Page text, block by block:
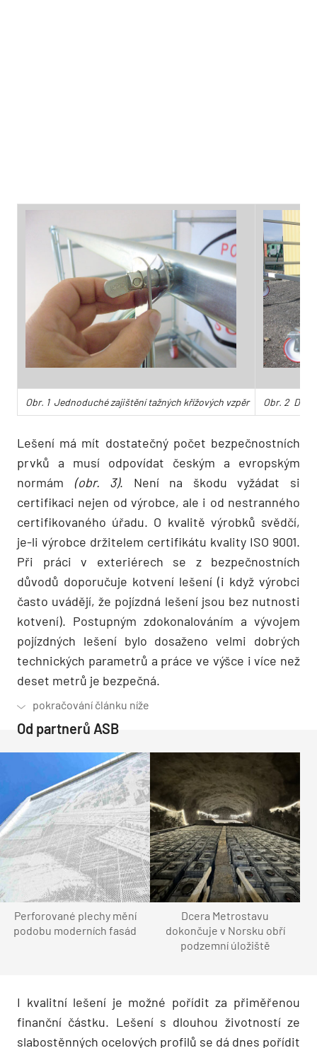
Obr. 1 Jednoduché zajištění tažných křížových vzpěr Obr. 2
Lešení má mít dostatečný počet bezpečnostních
prvků a musí odpovídat českým a evropským
normám (obr. 3). Není na škodu vyžádat si
certifikaci nejen od výrobce, ale i od nestranného
certifikovaného úřadu. O kvalitě výrobků svědčí,
je-li výrobce držitelem certifikátu kvality ISO 9001.
Při práci v exteriérech se z bezpečnostních
důvodů doporučuje kotvení lešení (i když výrobci
často uvádějí, že pojízdná lešení jsou bez nutnosti
kotvení). Postupným zdokonalováním a vývojem
pojízdných lešení bylo dosaženo velmi dobrých
technických parametrů a práce ve výšce i více než
deset metrů je bezpečná.
Od partnerů ASB
Perforované plechy mění
podobu moderních fasád
Dcera Metrostavu
dokončuje v Norsku obří
podzemní úložiště
I kvalitní lešení je možné pořídit za přiměřenou
finanční částku. Lešení s dlouhou životností ze
slabostěnných ocelových profilů se dá dnes pořídit